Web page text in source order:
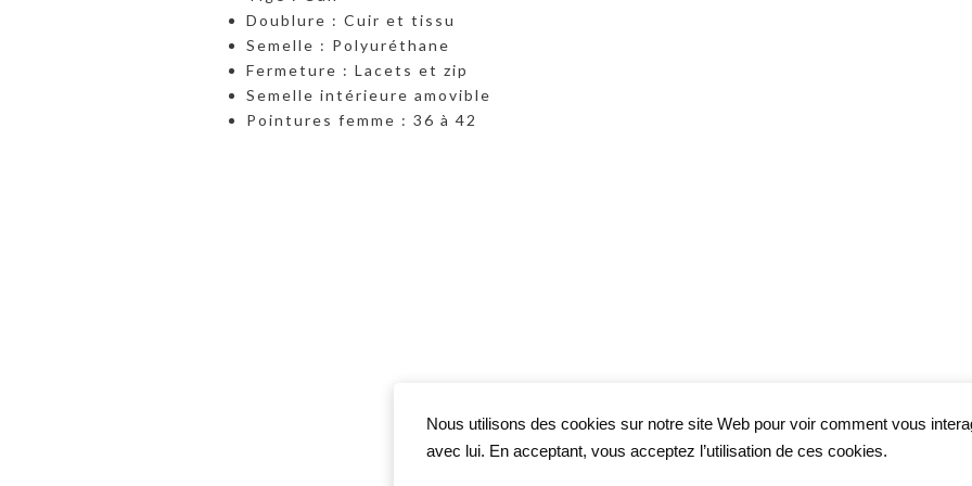
Doublure : Cuir et tissu
Semelle : Polyuréthane
Fermeture : Lacets et zip
Semelle intérieure amovible
Pointures femme : 36 à 42
Nous utilisons des cookies sur notre site Web pour voir comment vous
avec lui. En acceptant, vous acceptez l’utilisation de ces cookies.